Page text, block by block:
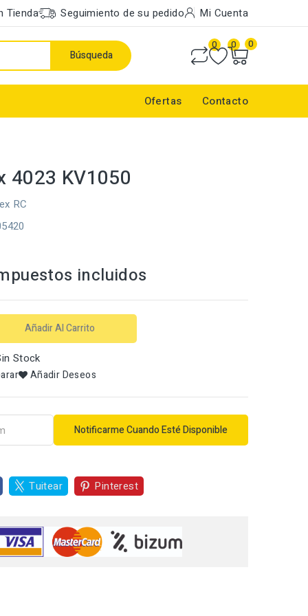
Tienda Seguimiento de su pedido Mi Cuenta
Búsqueda
0 0 0
Ofertas Contacto
4023 KV1050
RC
incluidos
Añadir Al Carrito
Stock
Añadir Deseos
Notificarme Cuando Esté Disponible
Tuitear Pinterest